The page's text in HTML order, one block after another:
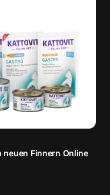
neuen Finnern Online